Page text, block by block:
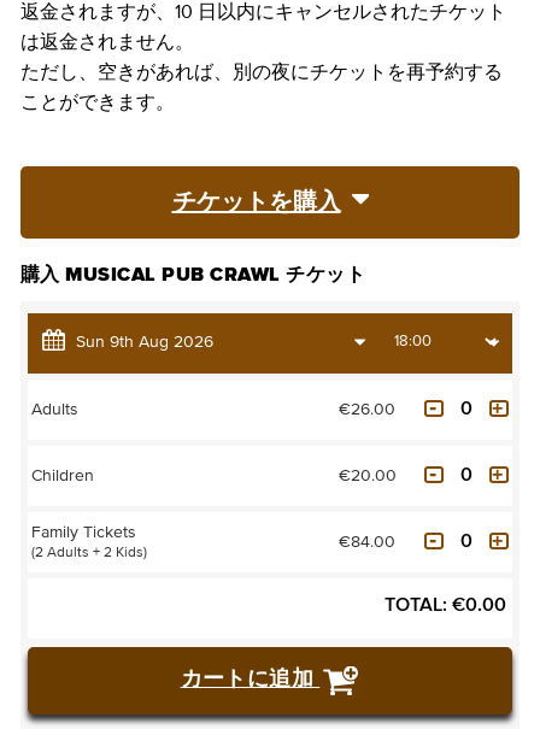
返金されますが、10 日以内にキャンセルされたチケット
は返金されません。
ただし、空きがあれば、別の夜にチケットを再予約する
ことができます。
チケットを購入
購入 MUSICAL PUB CRAWL チケット
Adults €26.00
Children €20.00
Family Tickets
(2 Adults + 2 Kids)
€84.00
TOTAL: €0.00
カートに追加